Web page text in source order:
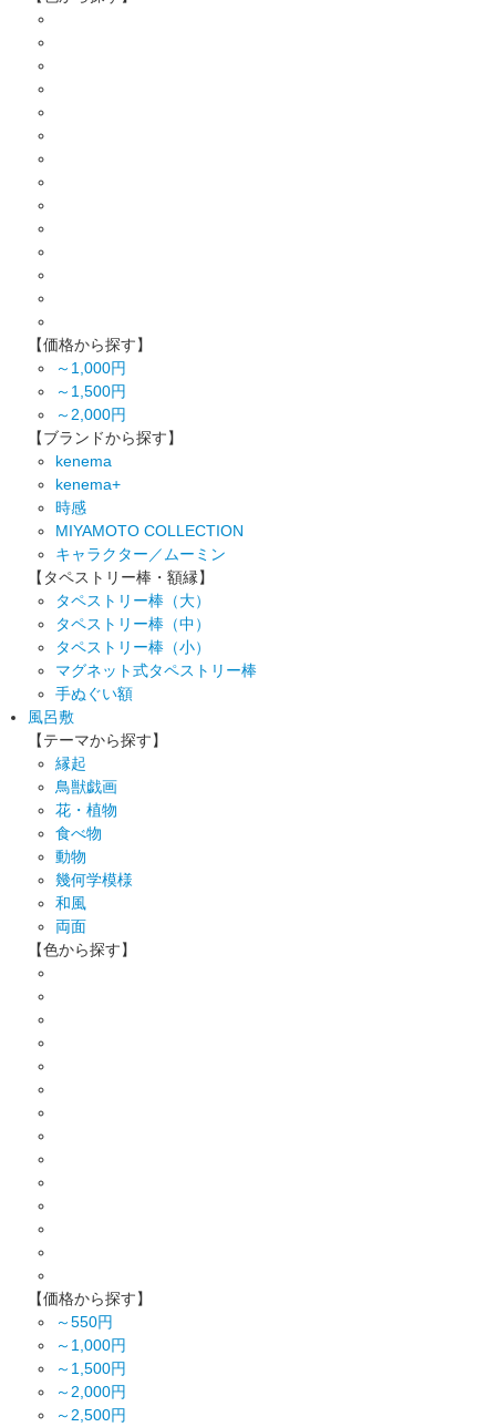
【価格から探す】
～1,000円
～1,500円
～2,000円
【ブランドから探す】
kenema
kenema+
時感
MIYAMOTO COLLECTION
キャラクター／ムーミン
【タペストリー棒・額縁】
タペストリー棒（大）
タペストリー棒（中）
タペストリー棒（小）
マグネット式タペストリー棒
手ぬぐい額
風呂敷
【テーマから探す】
縁起
鳥獣戯画
花・植物
食べ物
動物
幾何学模様
和風
両面
【色から探す】
【価格から探す】
～550円
～1,000円
～1,500円
～2,000円
～2,500円